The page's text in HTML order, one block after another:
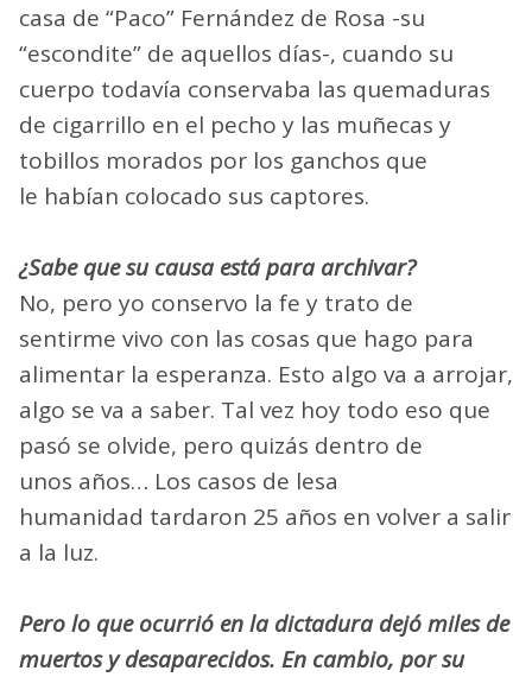
casa de “Paco” Fernández de Rosa -su
“escondite” de aquellos días-, cuando su
cuerpo todavía conservaba las quemaduras
de cigarrillo en el pecho y las muñecas y
tobillos morados por los ganchos que
le habían colocado sus captores.
¿Sabe que su causa está para archivar?
No, pero yo conservo la fe y trato de
sentirme vivo con las cosas que hago para
alimentar la esperanza. Esto algo va a arrojar,
algo se va a saber. Tal vez hoy todo eso que
pasó se olvide, pero quizás dentro de
unos años… Los casos de lesa
humanidad tardaron 25 años en volver a salir
a la luz.
Pero lo que ocurrió en la dictadura dejó miles de
muertos y desaparecidos. En cambio, por su